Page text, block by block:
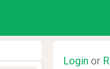
Login or